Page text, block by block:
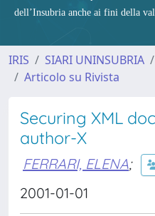
dell’Insubria anche ai fini della
IRIS SIARI UNINSUBRIA
Articolo su Rivista
Securing XML
author-X
FERRARI, ELENA;
2001-01-01